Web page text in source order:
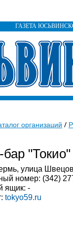
ГАЗЕТА
организаций
"Токио"
улица
номер: (342)
ящик: -
tokyo59.ru